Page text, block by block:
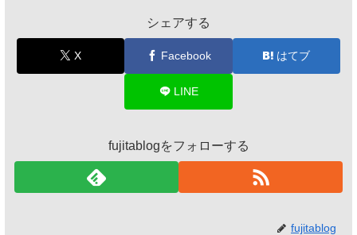
シェアする
X Facebook はてブ
LINE
fujitablogをフォローする
fujitablog